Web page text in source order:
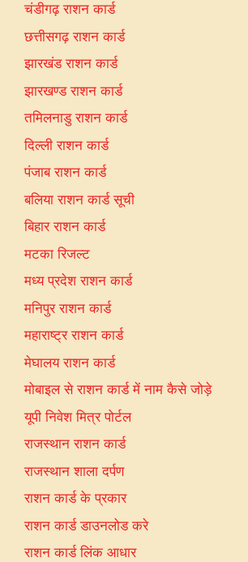
चंडीगढ़ राशन कार्ड
छत्तीसगढ़ राशन कार्ड
झारखंड राशन कार्ड
झारखण्ड राशन कार्ड
तमिलनाडु राशन कार्ड
दिल्ली राशन कार्ड
पंजाब राशन कार्ड
बलिया राशन कार्ड सूची
बिहार राशन कार्ड
मटका रिजल्ट
मध्य प्रदेश राशन कार्ड
मनिपुर राशन कार्ड
महाराष्ट्र राशन कार्ड
मेघालय राशन कार्ड
मोबाइल से राशन कार्ड में नाम कैसे जोड़े
यूपी निवेश मित्र पोर्टल
राजस्थान राशन कार्ड
राजस्थान शाला दर्पण
राशन कार्ड के प्रकार
राशन कार्ड डाउनलोड करे
राशन कार्ड लिंक आधार